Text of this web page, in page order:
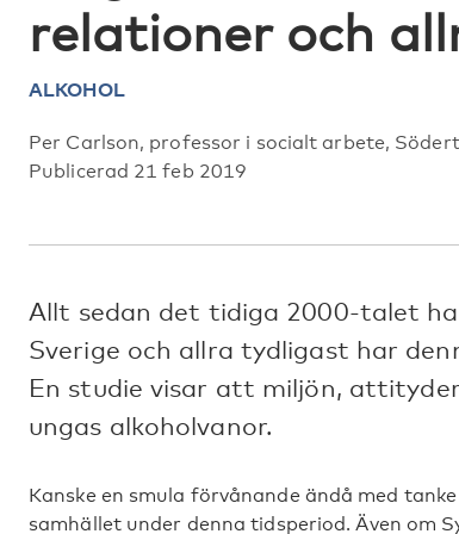
relationer och
ALKOHOL
Per Carlson, professor i socialt arbete,
Publicerad 21 feb 2019
Allt sedan det tidiga 2000-talet
Sverige och allra tydligast har
En studie visar att miljön,
ungas alkoholvanor.
Kanske en smula förvånande ändå med
samhället under denna tidsperiod. Även om